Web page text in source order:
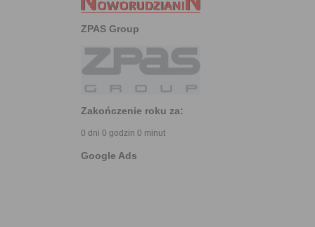
ZPAS Group
Zakończenie roku za:
0 dni 0 godzin 0 minut
Google Ads